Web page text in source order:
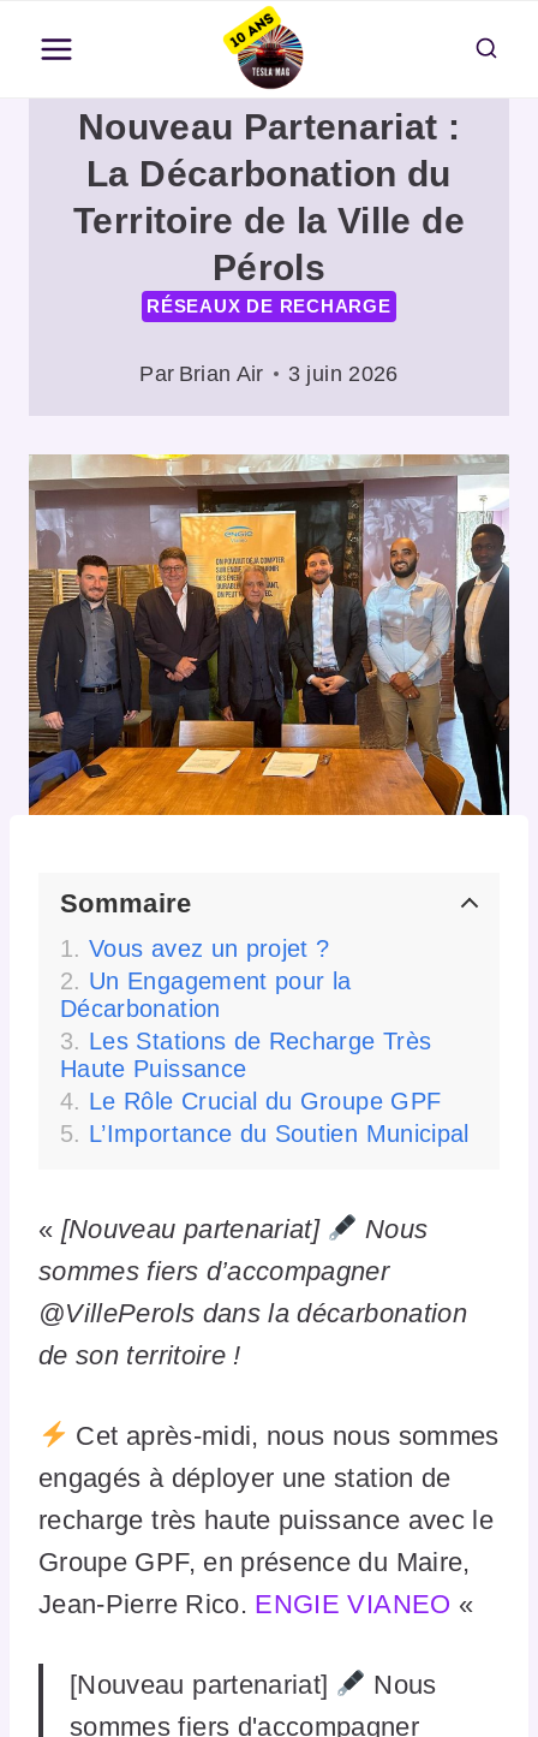
contenu
Nouveau Partenariat :
La Décarbonation du
Territoire de la Ville de
Pérols
RÉSEAUX DE RECHARGE
Par Brian Air 3 juin 2026
Sommaire
Vous avez un projet ?
Un Engagement pour la
Décarbonation
Les Stations de Recharge Très
Haute Puissance
Le Rôle Crucial du Groupe GPF
L’Importance du Soutien Municipal
« [Nouveau partenariat]
Nous
sommes fiers d’accompagner
@VillePerols dans la décarbonation
de son territoire !
Cet après-midi, nous nous sommes
engagés à déployer une station de
recharge très haute puissance avec le
Groupe GPF, en présence du Maire,
Jean-Pierre Rico. ENGIE VIANEO «
[Nouveau partenariat]
Nous
sommes fiers d'accompagner